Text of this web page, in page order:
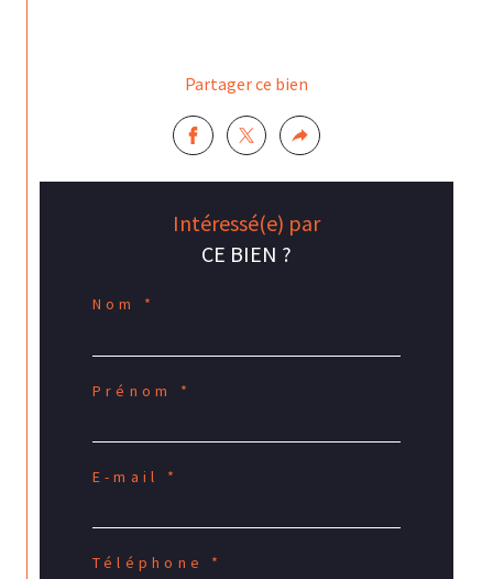
Partager ce bien
Intéressé(e) par
CE BIEN ?
Nom *
Prénom *
E-mail *
Téléphone *